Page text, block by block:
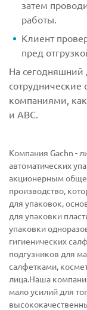
затем
работы.
Клиент
пред
На сегодняшний
компаниями, как
и ABC.
Компания Gachn -
автоматических
акционерным
производство,
для упаковок,
для упаковки
упаковки
гигиенических
подгузников для
салфетками,
лица.Наша
мало усилий для